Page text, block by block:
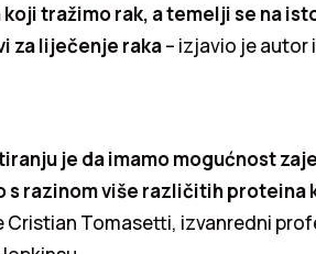
tražimo rak, a temelji se na
za liječenje raka– izjavio je autor
je da imamo mogućnost
s razinom više različitih
Cristian Tomasetti, izvanredni